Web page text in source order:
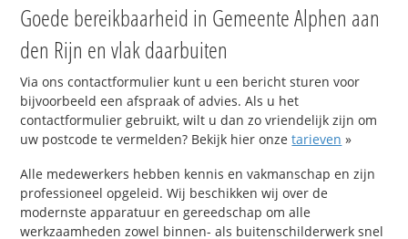
Goede bereikbaarheid in Gemeente Alphen aan
den Rijn en vlak daarbuiten
Via ons contactformulier kunt u een bericht sturen voor
bijvoorbeeld een afspraak of advies. Als u het
contactformulier gebruikt, wilt u dan zo vriendelijk zijn om
uw postcode te vermelden? Bekijk hier onzetarieven »
Alle medewerkers hebben kennis en vakmanschap en zijn
professioneel opgeleid. Wij beschikken wij over de
modernste apparatuur en gereedschap om alle
werkzaamheden zowel binnen- als buitenschilderwerk snel